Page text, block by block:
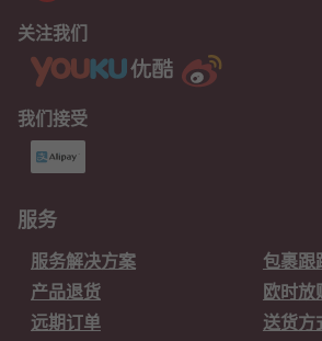
关注我们
我们接受
服务
服务解决方案
包裹跟
产品退货
欧时放
远期订单
送货方